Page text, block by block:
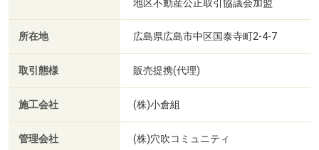
地区不動産公正取引協議会加盟
所在地 広島県広島市中区国泰寺町2-4-7
取引態様 販売提携(代理)
施工会社 (株)小倉組
管理会社 (株)穴吹コミュニティ